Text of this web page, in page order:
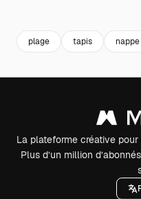
plage tapis nappe
La plateforme créative
Plus d’un million